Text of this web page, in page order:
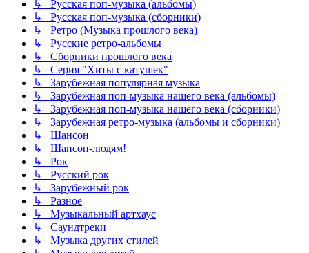
↳ Русская поп-музыка (альбомы)
↳ Русская поп-музыка (сборники)
↳ Ретро (Музыка прошлого века)
↳ Русские ретро-альбомы
↳ Сборники прошлого века
↳ Серия "Хиты с катушек"
↳ Зарубежная популярная музыка
↳ Зарубежная поп-музыка нашего века (альбомы)
↳ Зарубежная поп-музыка нашего века (сборники)
↳ Зарубежная ретро-музыка (альбомы и сборники)
↳ Шансон
↳ Шансон-людям!
↳ Рок
↳ Русский рок
↳ Зарубежный рок
↳ Разное
↳ Музыкальный артхаус
↳ Саундтреки
↳ Музыка других стилей